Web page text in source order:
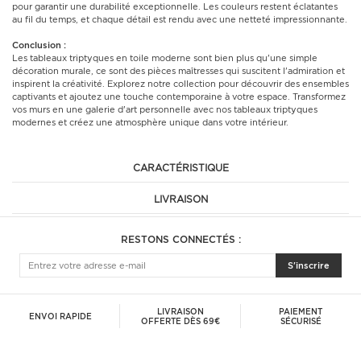
pour garantir une durabilité exceptionnelle. Les couleurs restent éclatantes
au fil du temps, et chaque détail est rendu avec une netteté impressionnante.
Conclusion :
Les tableaux triptyques en toile moderne sont bien plus qu'une simple
décoration murale, ce sont des pièces maîtresses qui suscitent l'admiration et
inspirent la créativité. Explorez notre collection pour découvrir des ensembles
captivants et ajoutez une touche contemporaine à votre espace. Transformez
vos murs en une galerie d'art personnelle avec nos tableaux triptyques
modernes et créez une atmosphère unique dans votre intérieur.
CARACTÉRISTIQUE
LIVRAISON
RESTONS CONNECTÉS :
S'inscrire
ENVOI RAPIDE
LIVRAISON
OFFERTE DÈS 69€
PAIEMENT
SÉCURISÉ